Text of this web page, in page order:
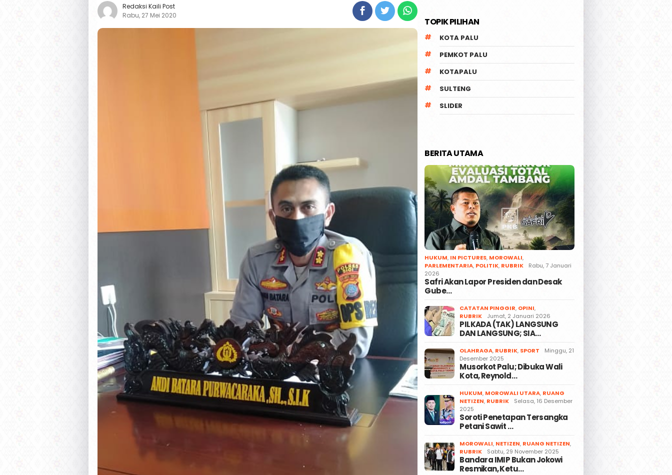
Redaksi Kaili Post
Rabu, 27 Mei 2020
TOPIK PILIHAN
KOTA PALU
PEMKOT PALU
KOTAPALU
SULTENG
SLIDER
BERITA UTAMA
HUKUM, IN PICTURES, MOROWALI,
PARLEMENTARIA, POLITIK, RUBRIK
Rabu, 7 Januari
2026
Safri Akan Lapor Presiden dan Desak
Gube…
CATATAN PINGGIR, OPINI,
RUBRIK
Jumat, 2 Januari 2026
PILKADA (TAK) LANGSUNG
DAN LANGSUNG; SIA…
OLAHRAGA, RUBRIK, SPORT
Minggu, 21
Desember 2025
Musorkot Palu; Dibuka Wali
Kota, Reynold…
HUKUM, MOROWALI UTARA, RUANG
NETIZEN, RUBRIK
Selasa, 16 Desember
2025
Soroti Penetapan Tersangka
Petani Sawit …
MOROWALI, NETIZEN, RUANG NETIZEN,
RUBRIK
Sabtu, 29 November 2025
Bandara IMIP Bukan Jokowi
Resmikan, Ketu…